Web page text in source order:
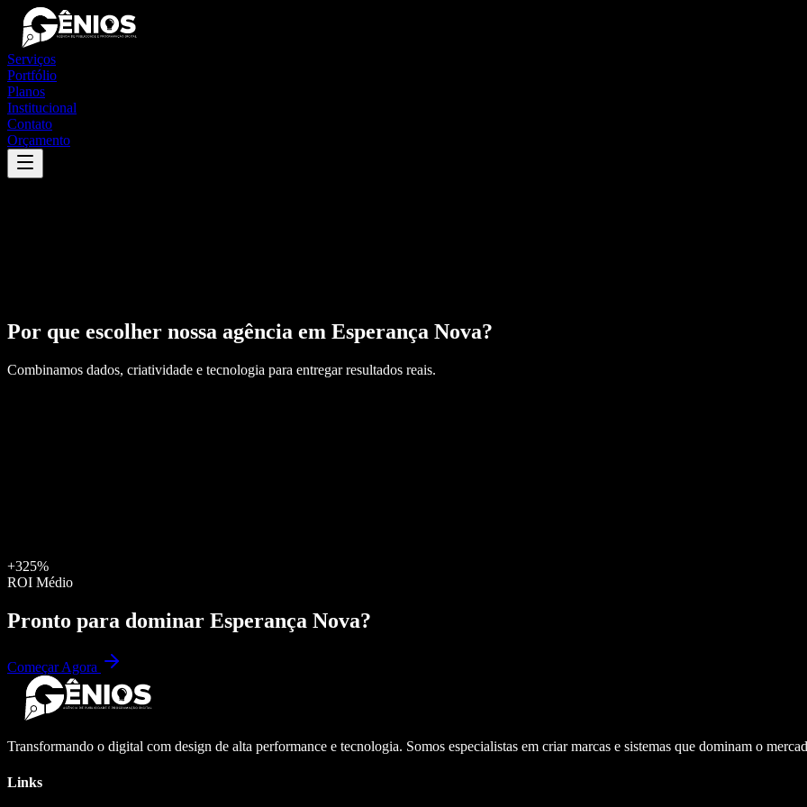
Serviços
Portfólio
Planos
Institucional
Contato
Orçamento
Por que escolher nossa agência em Esperança Nova?
Combinamos dados, criatividade e tecnologia para entregar resultados reais.
+325%
ROI Médio
Pronto para dominar Esperança Nova?
Começar Agora
Transformando o digital com design de alta performance e tecnologia. Somos especialistas em criar marcas e sistemas que dominam o
Links